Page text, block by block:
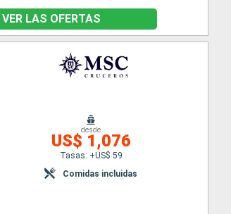
VER LAS OFERTAS
desde
US$ 1,076
Tasas: +US$ 59
Comidas incluidas